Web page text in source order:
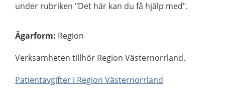
under rubriken "Det här kan du få hjälp med".
Ägarform: Region
Verksamheten tillhör Region Västernorrland.
Patientavgifter i Region Västernorrland